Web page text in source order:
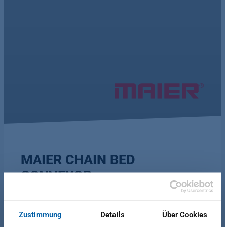
Zustimmung Details Über Cookies
MAIER CHAIN BED
CONVEYOR